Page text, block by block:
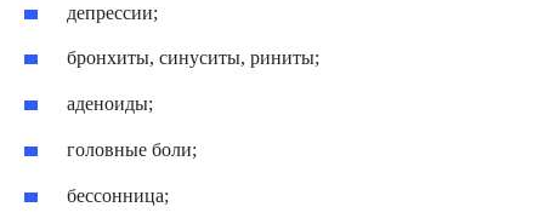
депрессии;
бронхиты, синуситы, риниты;
аденоиды;
головные боли;
бессонница;